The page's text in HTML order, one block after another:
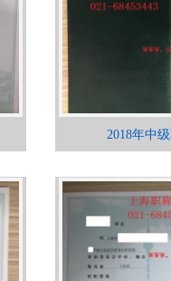
2018年中